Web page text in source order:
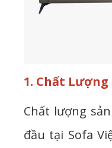
1. Chất
Chất lượng
đầu tại Sofa